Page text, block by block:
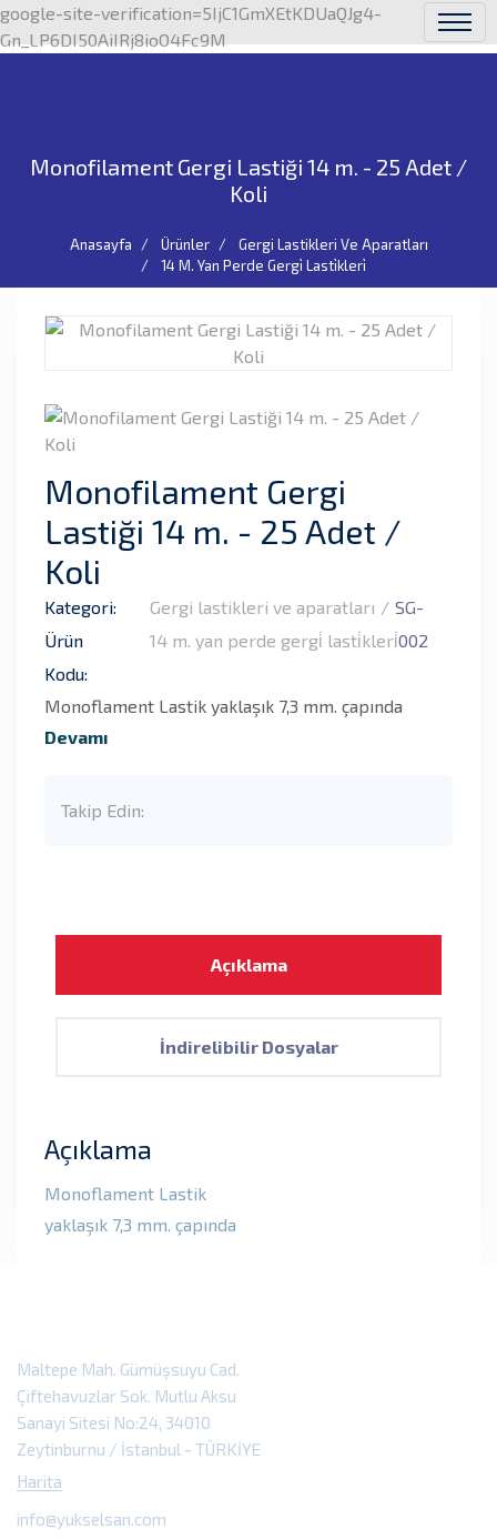
google-site-verification=5IjC1GmXEtKDUaQJg4-
Gn_LP6DI50AiIRj8ioO4Fc9M
Monofilament Gergi Lastiği 14 m. - 25 Adet /
Koli
Anasayfa Ürünler
Gergi Lastikleri Ve Aparatları
14 M. Yan Perde Gergi̇ Lasti̇kleri̇
Monofilament Gergi
Lastiği 14 m. - 25 Adet /
Koli
Kategori:
Ürün
Kodu:
Gergi lastikleri ve aparatları
14 m. yan perde gergi̇ lasti̇kleri̇
SG-
002
Monoflament Lastik yaklaşık 7,3 mm. çapında
Devamı
Takip Edin:
Açıklama
İndirelibilir Dosyalar
Açıklama
Monoflament Lastik
yaklaşık 7,3 mm. çapında
Maltepe Mah. Gümüşsuyu Cad.
Çiftehavuzlar Sok. Mutlu Aksu
Sanayi Sitesi No:24, 34010
Zeytinburnu / İstanbul - TÜRKİYE
Harita
info@yukselsan.com